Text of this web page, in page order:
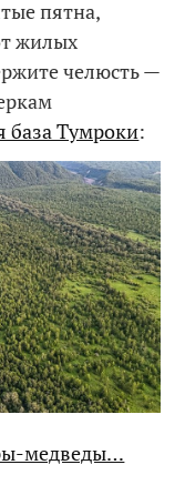
пятна,
жилых
челюсть —
база Тумроки:
медведы…